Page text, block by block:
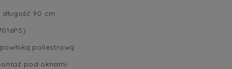
90 cm
poliestrową
pod oknami